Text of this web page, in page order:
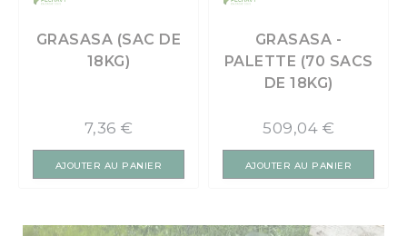
GRASASA (SAC DE
18KG)
7,36 €
AJOUTER AU PANIER
GRASASA -
PALETTE (70 SACS
DE 18KG)
509,04 €
AJOUTER AU PANIER